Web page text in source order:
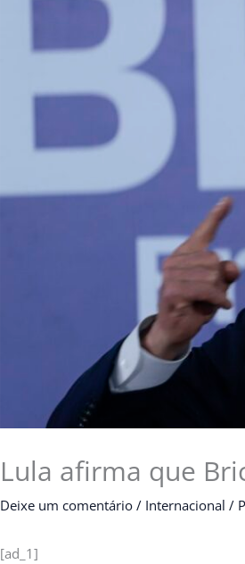
Lula afirma que
Deixe um comentário / Internacional /
[ad_1]